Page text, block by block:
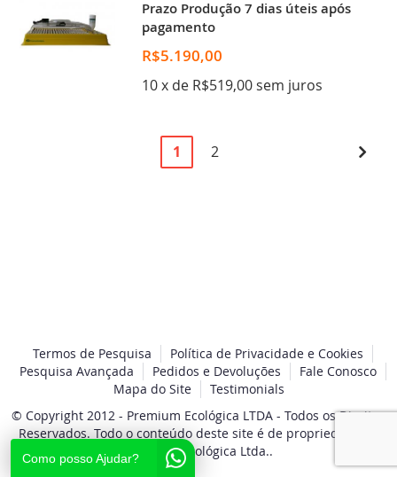
Prazo Produção 7 dias úteis após
pagamento
R$5.190,00
10 x de R$519,00 sem juros
Página
Você
1 Página
2
Termos de Pesquisa
Política de Privacidade e Cookies
Pesquisa Avançada
Pedidos e Devoluções
Fale Conosco
Mapa do Site
Testimonials
© Copyright 2012 - Premium Ecológica LTDA - Todos os Direitos
Reservados. Todo o conteúdo deste site é de propriedade da
Premium Ecológica Ltda..
Como posso Ajudar?